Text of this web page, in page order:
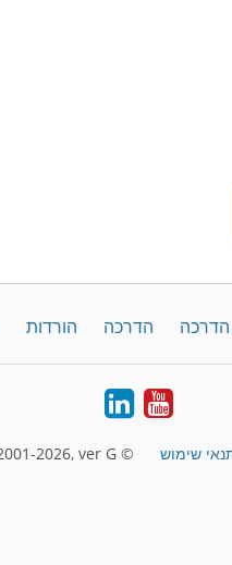
הדרכה הדרכה הורדות
YouTube
LinkedIn
שימוש © FreeConferenceCall.com 2001-2026, ver G